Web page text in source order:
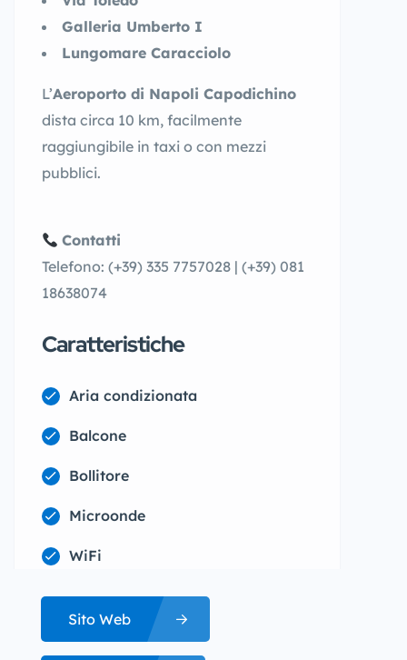
Galleria Umberto I
Lungomare Caracciolo
L’Aeroporto di Napoli Capodichino
dista circa 10 km, facilmente
raggiungibile in taxi o con mezzi
pubblici.
Contatti
Telefono: (+39) 335 7757028 | (+39) 081
18638074
Caratteristiche
Aria condizionata
Balcone
Bollitore
Microonde
WiFi
Sito Web